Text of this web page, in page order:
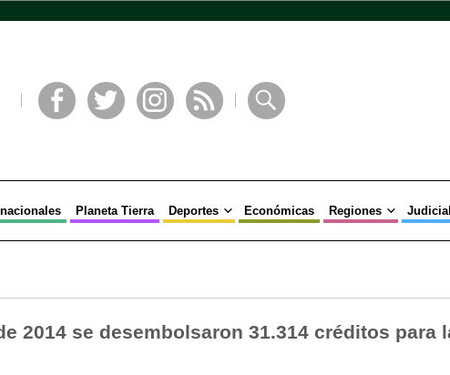
Planeta Tierra Deportes Económicas Regiones
2014 se desembolsaron 31.314 créditos para